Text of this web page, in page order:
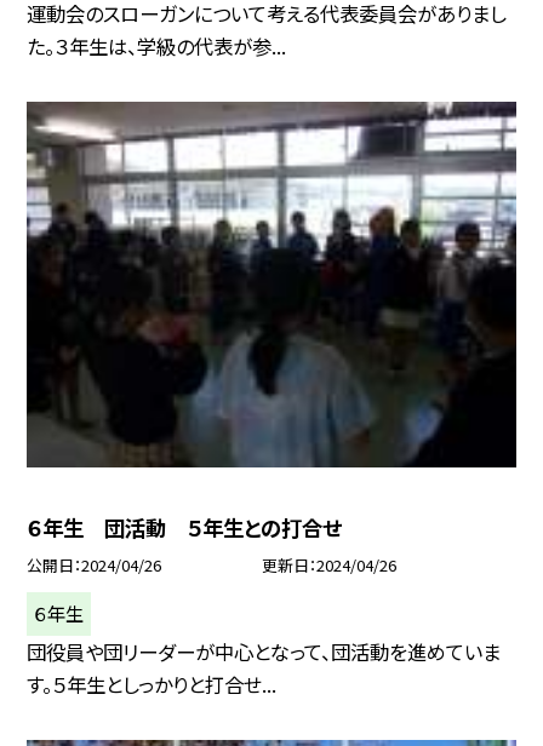
運動会のスローガンについて考える代表委員会がありまし
た。３年生は、学級の代表が参...
６年生 団活動 ５年生との打合せ
公開日 2024/04/26 更新日 2024/04/26
６年生
団役員や団リーダーが中心となって、団活動を進めていま
す。５年生としっかりと打合せ...